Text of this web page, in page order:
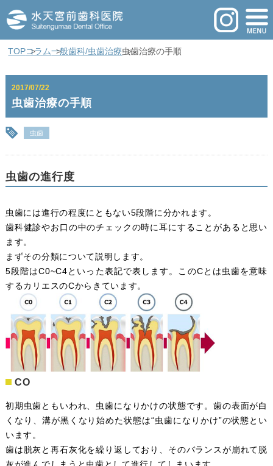
TOPコラム一般歯科/虫歯治療虫歯治療の手順
2017/07/22
虫歯治療の手順
虫歯
虫歯の進行度
虫歯には進行の程度にともない5段階に分かれます。
歯科健診やお口の中のチェックの時に耳にすることがあると思い
ます。
まずその分類について説明します。
5段階はC0~C4といった表記で表します。このCとは虫歯を意味
するカリエスのCからきています。
CO
初期虫歯ともいわれ、虫歯になりかけの状態です。歯の表面が白
くなり、溝が黒くなり始めた状態は“虫歯になりかけ”の状態とい
います。
歯は脱灰と再石灰化を繰り返しており、そのバランスが崩れて脱
灰が進んでしまうと虫歯として進行してしまいます。